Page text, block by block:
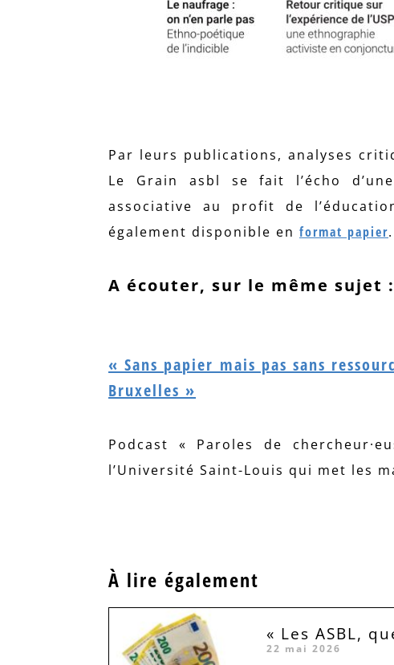
Par leurs publications, analyses
Le Grain asbl se fait l’écho
associative au profit de
également disponible en format papier.
A écouter, sur le même sujet :
« Sans papier mais pas sans
Bruxelles »
Podcast « Paroles de
l’Université Saint-Louis qui met les
À lire également
« Les ASBL,
22 mai 2026